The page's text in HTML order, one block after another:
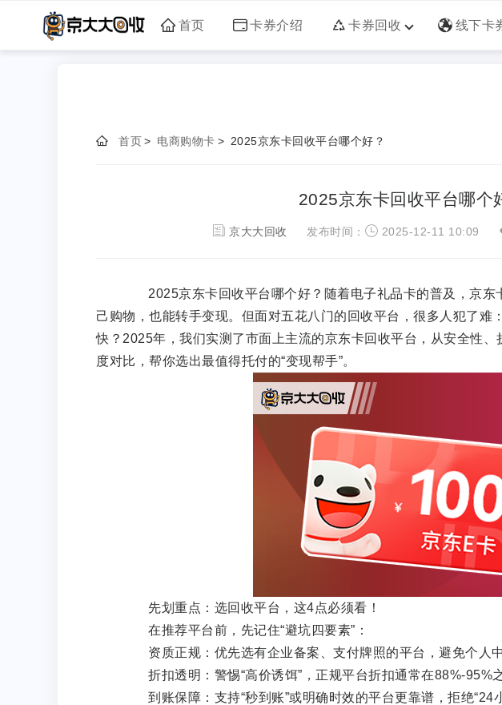
首页 卡券介绍 卡券回收 线下卡
首页> 电商购物卡 > 2025京东卡回收平台哪个好？
2025京东卡回收平台哪个
京大大回收 发布时间： 2025-12-11 10:09
2025京东卡回收平台哪个好？随着电子礼品卡的普及，京东
己购物，也能转手变现。但面对五花八门的回收平台，很多人犯了难
快？2025年，我们实测了市面上主流的京东卡回收平台，从安全性
度对比，帮你选出最值得托付的“变现帮手”。
先划重点：选回收平台，这4点必须看！
在推荐平台前，先记住“避坑四要素”：
资质正规：优先选有企业备案、支付牌照的平台，避免个人中
折扣透明：警惕“高价诱饵”，正规平台折扣通常在88%-95%
到账保障：支持“秒到账”或明确时效的平台更靠谱，拒绝“24